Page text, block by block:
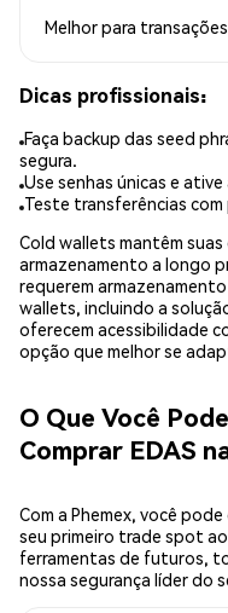
Melhor para
Dicas profissionais:
Faça backup das seed
segura.
Use senhas únicas e
Teste transferências
Cold wallets mantêm
armazenamento a longo
requerem
wallets, incluindo a
oferecem acessibilidade
opção que melhor se
O Que Você
Comprar EDAS
Com a Phemex, você
seu primeiro trade spot
ferramentas de futuros,
nossa segurança líder do